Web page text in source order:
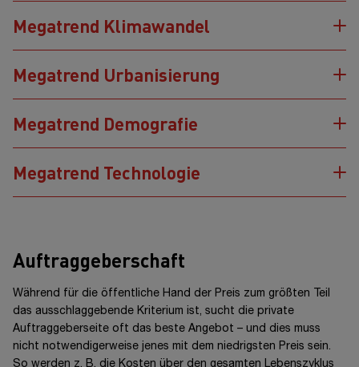
Megatrend Klimawandel
Der europäische Gebäudebestand soll im Einklang mit dem
Deshalb sollen die Treibhausgasemissionen in einem ersten
Schritt bis 2030 um mindestens55 %gegenüber dem Jahr
1990 reduziert werden. Der Gebäudebestand in Europa ist zum
Teil stark veraltet, global sind Gebäude für38 %der CO
-
Megatrend Urbanisierung
Bis zum Jahr 2050 werden laut den Vereinten Nationen (UN)
68 %der globalen Bevölkerung in Städtenleben –dies
entspricht einer Erhöhung der städtischen Einwohnerzahl um
2,4 Mrd.Menschen. Dieser Trend bringt auch einen höheren
Megatrend Demografie
Bis zum Jahr 2040 werden mehr als10 %der heute
Megatrend Technologie
Auftraggeberschaft
Während für die öffentliche Hand der Preis zum größten Teil
das ausschlaggebende Kriterium ist, sucht die private
Auftraggeberseite oft das beste Angebot – und dies muss
nicht notwendigerweise jenes mit dem niedrigsten Preis sein.
So werden z. B. die Kosten über den gesamten Lebenszyklus